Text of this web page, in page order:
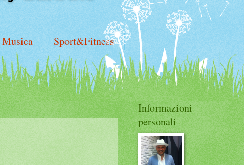
Musica Sport&Fitness
Informazioni
personali